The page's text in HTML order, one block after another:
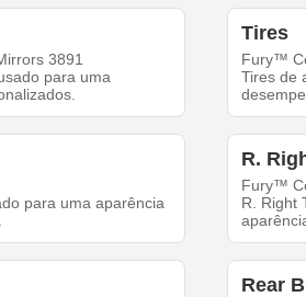
3891
para uma
Tires
Fury™
Tires de
para uma aparência
R.
Fury™
R. Right
Rear